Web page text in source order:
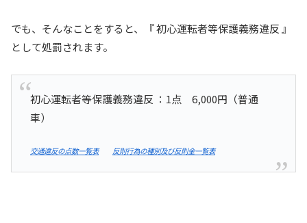
でも、そんなことをすると、『 初心運転者等保護義務違反 』
として処罰されます。
初心運転者等保護義務違反 ：1点 6,000円（普通
車）
交通違反の点数一覧表 反則行為の種別及び反則金一覧表